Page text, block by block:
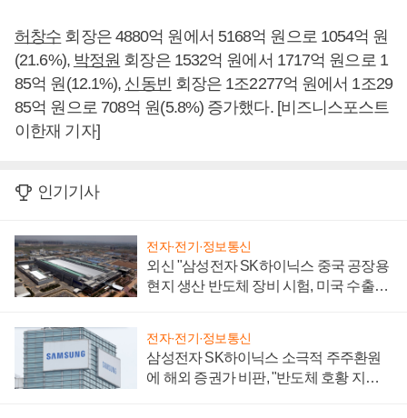
허창수 회장은 4880억 원에서 5168억 원으로 1054억 원
(21.6%), 박정원 회장은 1532억 원에서 1717억 원으로 1
85억 원(12.1%), 신동빈 회장은 1조2277억 원에서 1조29
85억 원으로 708억 원(5.8%) 증가했다. [비즈니스포스트
이한재 기자]
인기기사
전자·전기·정보통신
외신 "삼성전자 SK하이닉스 중국 공장용
현지 생산 반도체 장비 시험, 미국 수출통
전자·전기·정보통신
삼성전자 SK하이닉스 소극적 주주환원
에 해외 증권가 비판, "반도체 호황 지속